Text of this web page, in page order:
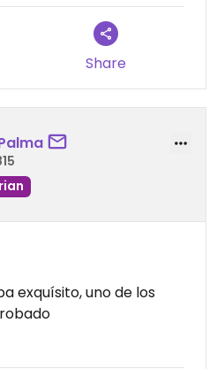
champiñón sin sal.
con queso vegano y me
vaca, me di cuenta en
más de 11 años) y le dije
volvió a decirme que
si tenía queso vegano,
de igual manera. El que
distinto 🤷🏻‍♀️
me había enojado, errar
nuevo estaba
Share
exquísito, uno de los